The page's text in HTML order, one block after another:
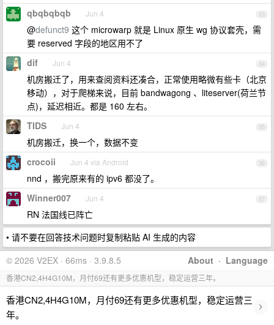
33
qbqbqbqb Jun 4
@defunct9 这个 microwarp 就是 Linux 原生 wg 协议套壳，需
要 reserved 字段的地区用不了
34
dif Jun 4
机房搬迁了，用来查阅资料还凑合，正常使用略微有些卡（北京
移动），对于爬梯来说，目前 bandwagong 、liteserver(荷兰节
点)，延迟相近。都是 160 左右。
35
TIDS Jun 4
机房搬迁，换一个，数据不变
36
crocoii Jun 4 via Android
nnd ，搬完原来有的 ipv6 都没了。
37
Winner007 Jun 4
RN 法国线已阵亡
• 请不要在回答技术问题时复制粘贴 AI 生成的内容
About · Language
© 2026 V2EX · 66ms · 3.9.8.5
香港CN2,4H4G10M，月付69还有更多优惠机型，稳定运营三年。
香港CN2,4H4G10M，月付69还有更多优惠机型，稳定运营三
年。
›